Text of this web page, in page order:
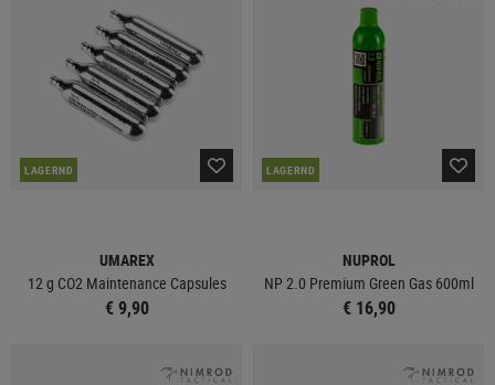
LAGERND
UMAREX
12 g CO2 Maintenance Capsules
€ 9,90
LAGERND
NUPROL
NP 2.0 Premium Green Gas 600ml
€ 16,90